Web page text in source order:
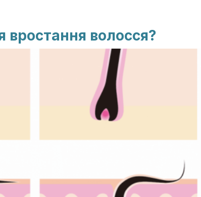
вростання волосся?